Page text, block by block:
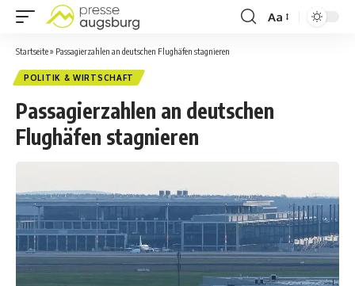
Aa
Startseite» Passagierzahlen an deutschen Flughäfen stagnieren
POLITIK & WIRTSCHAFT
Passagierzahlen an deutschen
Flughäfen stagnieren